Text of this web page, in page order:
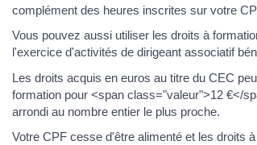
complément des heures inscrites sur votre
Vous pouvez aussi utiliser les droits à
l'exercice d'activités de dirigeant associatif
Les droits acquis en euros au titre du CEC
formation pour <span class="valeur">12 €</
arrondi au nombre entier le plus proche.
Votre CPF cesse d'être alimenté et les droits